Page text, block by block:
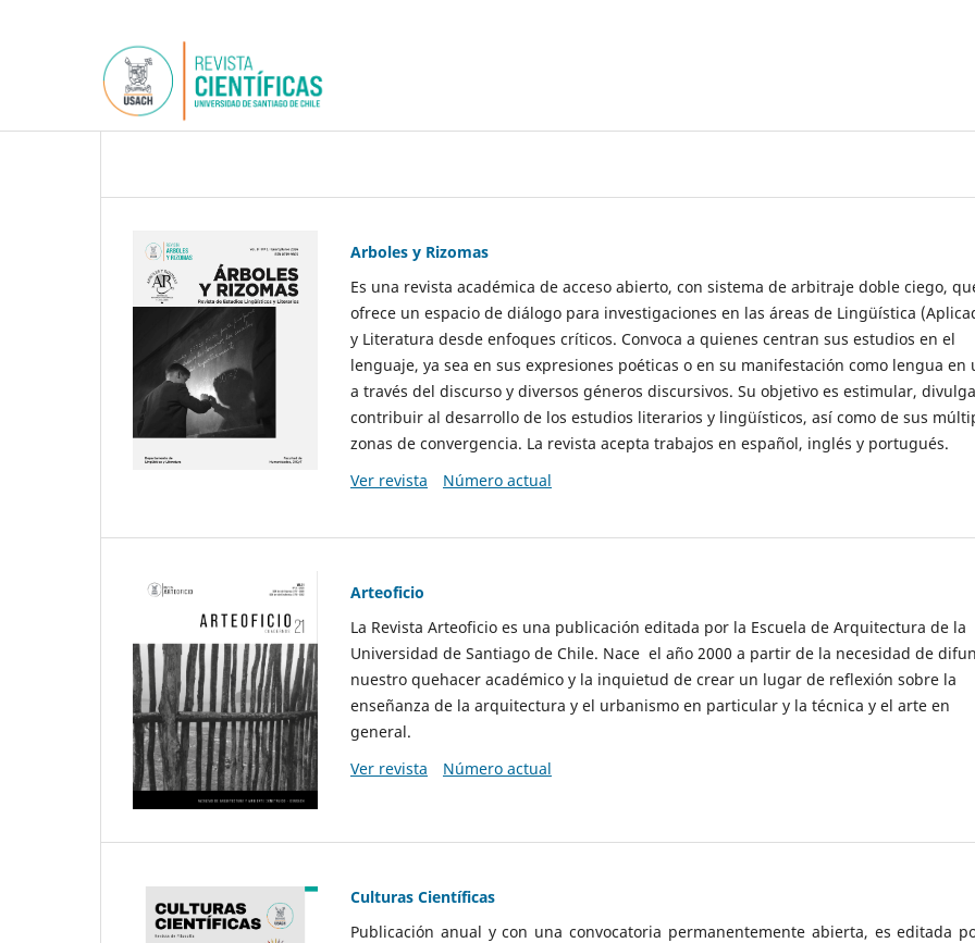
Arboles y Rizomas
Es una revista académica de acceso abierto, con sistema de arbitraje doble ciego,
ofrece un espacio de diálogo para investigaciones en las áreas de Lingüística
y Literatura desde enfoques críticos. Convoca a quienes centran sus estudios en el
lenguaje, ya sea en sus expresiones poéticas o en su manifestación como lengua en
a través del discurso y diversos géneros discursivos. Su objetivo es estimular,
contribuir al desarrollo de los estudios literarios y lingüísticos, así como de sus
zonas de convergencia. La revista acepta trabajos en español, inglés y portugués.
Ver revista
Número actual
Arteoficio
La Revista Arteoficio es una publicación editada por la Escuela de Arquitectura de la
Universidad de Santiago de Chile. Nace el año 2000 a partir de la necesidad de
nuestro quehacer académico y la inquietud de crear un lugar de reflexión sobre la
enseñanza de la arquitectura y el urbanismo en particular y la técnica y el arte en
general.
Ver revista
Número actual
Culturas Científicas
Publicación anual y con una convocatoria permanentemente abierta, es editada